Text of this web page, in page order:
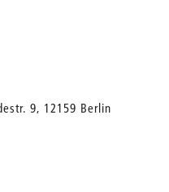
9, 12159 Berlin